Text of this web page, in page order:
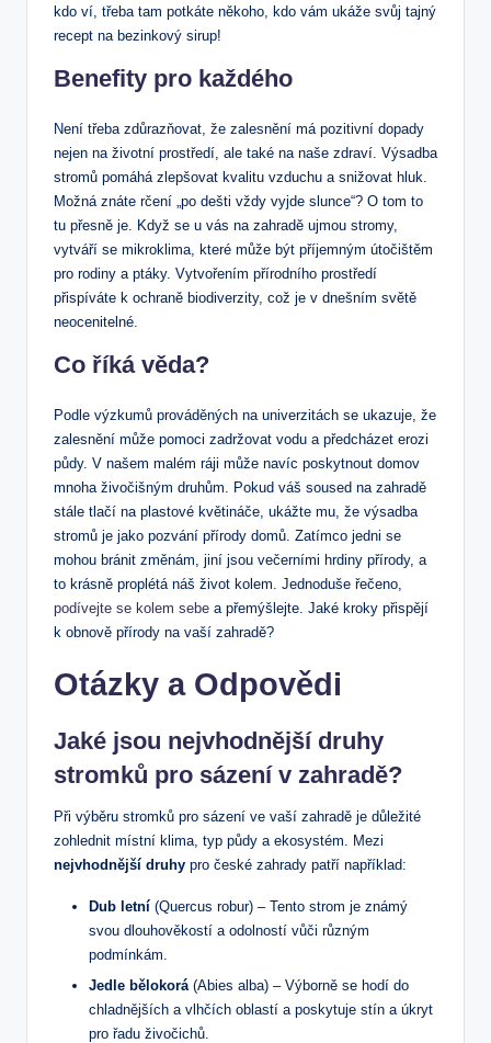
kdo ví, třeba tam potkáte někoho, kdo vám ukáže svůj tajný
recept na bezinkový sirup!
Benefity pro každého
Není třeba zdůrazňovat, že zalesnění má pozitivní dopady
nejen na životní prostředí, ale také na naše zdraví. Výsadba
stromů pomáhá zlepšovat kvalitu vzduchu a snižovat hluk.
Možná znáte rčení „po dešti vždy vyjde slunce“? O tom to
tu přesně je. Když se u vás na zahradě ujmou stromy,
vytváří se mikroklima, které může být příjemným útočištěm
pro rodiny a ptáky. Vytvořením přírodního prostředí
přispíváte k ochraně biodiverzity, což je v dnešním světě
neocenitelné.
Co říká věda?
Podle výzkumů prováděných na univerzitách se ukazuje, že
zalesnění může pomoci zadržovat vodu a předcházet erozi
půdy. V našem malém ráji může navíc poskytnout domov
mnoha živočišným druhům. Pokud váš soused na zahradě
stále tlačí na plastové květináče, ukážte mu, že výsadba
stromů je jako pozvání přírody domů. Zatímco jedni se
mohou bránit změnám, jiní jsou večerními hrdiny přírody, a
to krásně proplétá náš život kolem. Jednoduše řečeno,
podívejte se kolem sebe a přemýšlejte. Jaké kroky přispějí
k obnově přírody na vaší zahradě?
Otázky a Odpovědi
Jaké jsou nejvhodnější druhy
stromků pro sázení v zahradě?
Při výběru stromků pro sázení ve vaší zahradě je důležité
zohlednit místní klima, typ půdy a ekosystém. Mezi
nejvhodnější druhy pro české zahrady patří například:
Dub letní (Quercus robur) – Tento strom je známý
svou dlouhověkostí a odolností vůči různým
podmínkám.
Jedle bělokorá (Abies alba) – Výborně se hodí do
chladnějších a vlhčích oblastí a poskytuje stín a úkryt
pro řadu živočichů.